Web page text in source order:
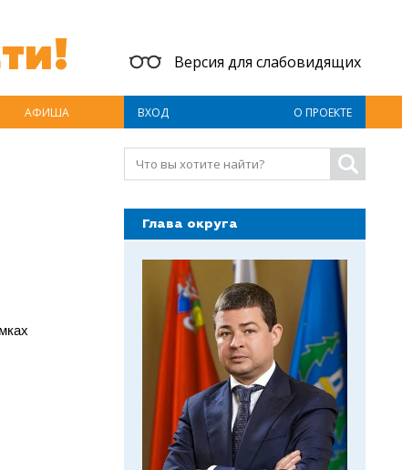
Версия для слабовидящих
АФИША ВХОД О ПРОЕКТЕ
Глава округа